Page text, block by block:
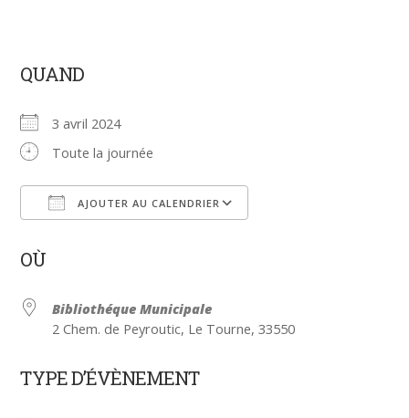
QUAND
3 avril 2024
Toute la journée
AJOUTER AU CALENDRIER
OÙ
Bibliothéque Municipale
2 Chem. de Peyroutic, Le Tourne, 33550
TYPE D’ÉVÈNEMENT